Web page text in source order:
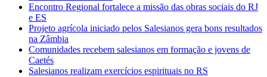
Encontro Regional fortalece a missão das obras sociais do RJ
e ES
Projeto agrícola iniciado pelos Salesianos gera bons resultados
na Zâmbia
Comunidades recebem salesianos em formação e jovens de
Caetés
Salesianos realizam exercícios espirituais no RS